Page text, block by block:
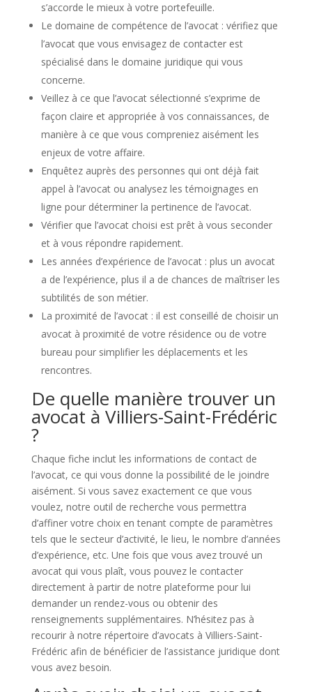
s’accorde le mieux à votre portefeuille.
Le domaine de compétence de l’avocat : vérifiez que
l’avocat que vous envisagez de contacter est
spécialisé dans le domaine juridique qui vous
concerne.
Veillez à ce que l’avocat sélectionné s’exprime de
façon claire et appropriée à vos connaissances, de
manière à ce que vous compreniez aisément les
enjeux de votre affaire.
Enquêtez auprès des personnes qui ont déjà fait
appel à l’avocat ou analysez les témoignages en
ligne pour déterminer la pertinence de l’avocat.
Vérifier que l’avocat choisi est prêt à vous seconder
et à vous répondre rapidement.
Les années d’expérience de l’avocat : plus un avocat
a de l’expérience, plus il a de chances de maîtriser les
subtilités de son métier.
La proximité de l’avocat : il est conseillé de choisir un
avocat à proximité de votre résidence ou de votre
bureau pour simplifier les déplacements et les
rencontres.
De quelle manière trouver un
avocat à Villiers-Saint-Frédéric
?
Chaque fiche inclut les informations de contact de
l’avocat, ce qui vous donne la possibilité de le joindre
aisément. Si vous savez exactement ce que vous
voulez, notre outil de recherche vous permettra
d’affiner votre choix en tenant compte de paramètres
tels que le secteur d’activité, le lieu, le nombre d’années
d’expérience, etc. Une fois que vous avez trouvé un
avocat qui vous plaît, vous pouvez le contacter
directement à partir de notre plateforme pour lui
demander un rendez-vous ou obtenir des
renseignements supplémentaires. N’hésitez pas à
recourir à notre répertoire d’avocats à Villiers-Saint-
Frédéric afin de bénéficier de l’assistance juridique dont
vous avez besoin.